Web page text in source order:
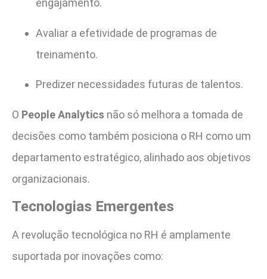
engajamento.
Avaliar a efetividade de programas de
treinamento.
Predizer necessidades futuras de talentos.
O People Analytics não só melhora a tomada de
decisões como também posiciona o RH como um
departamento estratégico, alinhado aos objetivos
organizacionais.
Tecnologias Emergentes
A revolução tecnológica no RH é amplamente
suportada por inovações como: